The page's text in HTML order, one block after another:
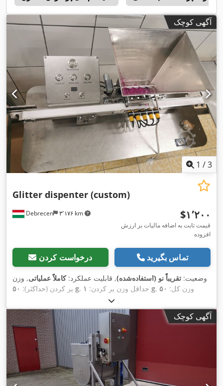
آگهی کوچک
1 /3
Debrecen ۳٬۱۷۶ km
Glitter dispenter (custom)
‎$۱٬۲۰۰
قیمت ثابت به اضافه مالیات بر ارزش
افزوده
درخواست کردن تماس بگیرید
وضعیت: تقریباً نو (استفاده‌شده), قابلیت عملکرد:کاملاً عملیاتی, وزن
پر کردن (حداکثر): ۵۰ g , حداقل وزن پر کردن: ۱ g , وزن کل: ۵۰
آگهی کوچک